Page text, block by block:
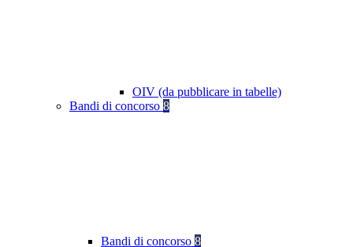
OIV (da pubblicare in tabelle)
Bandi di concorso 8
Bandi di concorso 8